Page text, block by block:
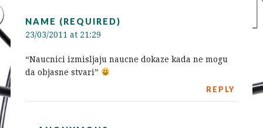
NAME (REQUIRED)
23/03/2011 at 21:29
“Naucnici izmisljaju naucne dokaze kada ne mogu
da objasne stvari”
REPLY